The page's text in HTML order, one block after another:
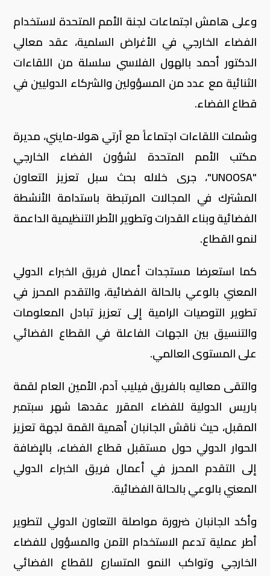
وعلى هامش اجتماعات لجنة الأمم المتحدة لاستخدام
الفضاء الخارجي في الأغراض السلمية، عقد معالي
الدكتور أحمد بالهول الفلاسي سلسلة من اللقاءات
الثنائية مع عدد من المسؤولين والشركاء الدوليين في
قطاع الفضاء.
وشملت اللقاءات اجتماعاً مع آرتي هولا-مايني، مديرة
مكتب الأمم المتحدة لشؤون الفضاء الخارجي
"UNOOSA"، جرى خلاله بحث سبل تعزيز التعاون
المشترك في المجالات المرتبطة باستدامة الأنشطة
الفضائية وبناء القدرات وتطوير الأطر التنظيمية الداعمة
لنمو القطاع.
كما استعرضا مستجدات أعمال فريق الخبراء الدولي
المعني بالوعي بالحالة الفضائية، والتقدم المحرز في
تطوير التوصيات الرامية إلى تعزيز تبادل المعلومات
والتنسيق بين الجهات الفاعلة في القطاع الفضائي
على المستوى العالمي.
والتقى معاليه بالفريق فيليب آدم، الأمين العام لقمة
باريس الدولية للفضاء المقرر عقدها شهر سبتمبر
المقبل، حيث ناقش الجانبان أهمية القمة لجهة تعزيز
الحوار الدولي حول مستقبل قطاع الفضاء، بالإضافة
إلى التقدم المحرز في أعمال فريق الخبراء الدولي
المعني بالوعي بالحالة الفضائية.
وأكد الجانبان ضرورة مواصلة التعاون الدولي لتطوير
أطر عملية تدعم الاستخدام الآمن والمسؤول للفضاء
الخارجي وتواكب النمو المتسارع للقطاع الفضائي